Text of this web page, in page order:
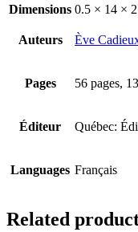
Dimensions 0.5 × 14 ×
Auteurs Ève
Pages 56 pages,
Éditeur Québec:
Languages Français
Related